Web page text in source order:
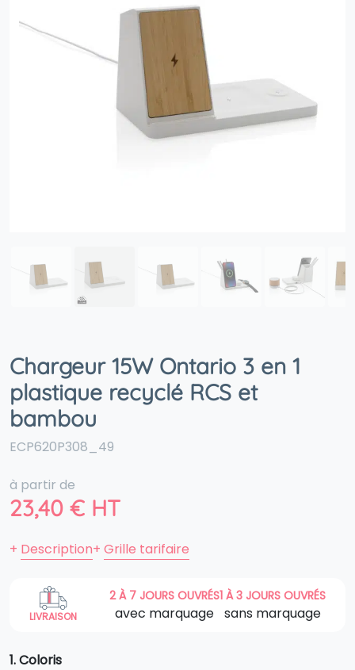
Chargeur 15W Ontario 3 en 1
plastique recyclé RCS et
bambou
ECP620P308_49
à partir de
23,40 € HT
+ Description+ Grille tarifaire
LIVRAISON
2 À 7 JOURS OUVRÉS
avec marquage
1 À 3 JOURS OUVRÉS
sans marquage
1. Coloris